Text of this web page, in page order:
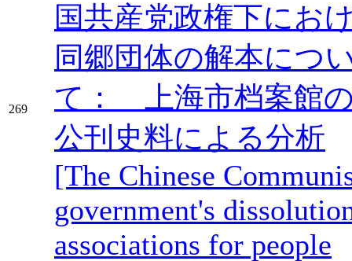
269
国共産党政権下にお
同郷団体の解本につ
て： 上海市档案館
公刊史料による分析
[The Chinese
government's
associations for people